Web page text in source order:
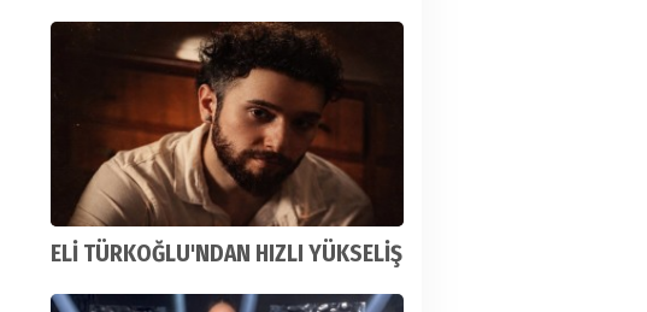
ELİ TÜRKOĞLU'NDAN HIZLI YÜKSELİŞ